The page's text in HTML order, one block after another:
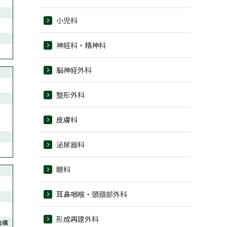
痛
小児科
神経科・精神科
脳神経外科
整形外科
皮膚科
泌尿器科
眼科
耳鼻咽喉・頭頸部外科
形成再建外科